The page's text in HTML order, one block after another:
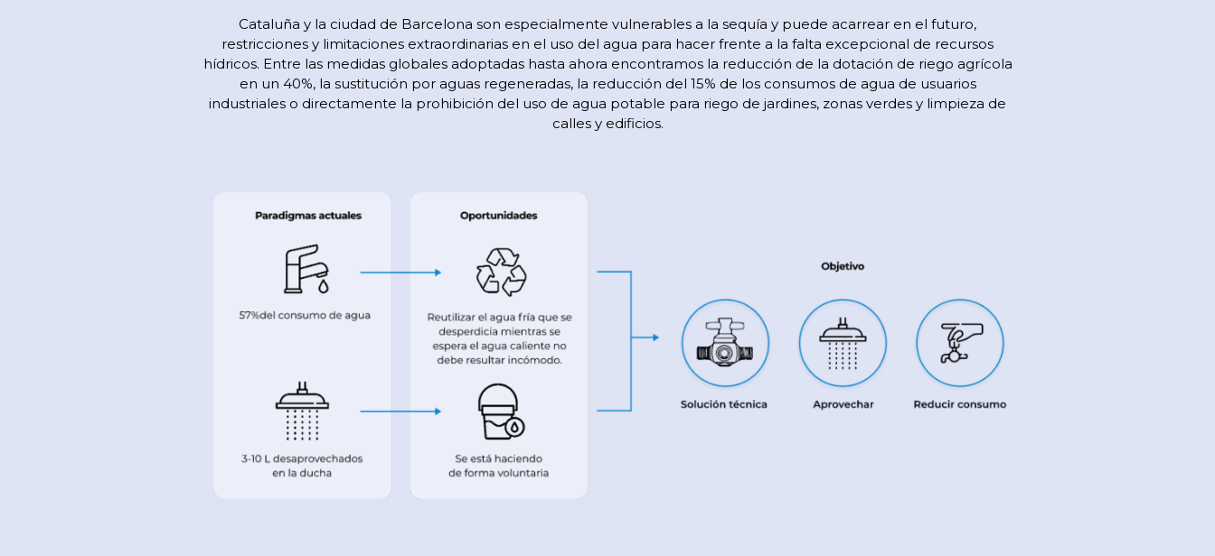
Cataluña y la ciudad de Barcelona son especialmente vulnerables a la sequía y puede acarrear en el futuro,
restricciones y limitaciones extraordinarias en el uso del agua para hacer frente a la falta excepcional de recursos
hídricos. Entre las medidas globales adoptadas hasta ahora encontramos la reducción de la dotación de riego agrícola
en un 40%, la sustitución por aguas regeneradas, la reducción del 15% de los consumos de agua de usuarios
industriales o directamente la prohibición del uso de agua potable para riego de jardines, zonas verdes y limpieza de
calles y edificios.